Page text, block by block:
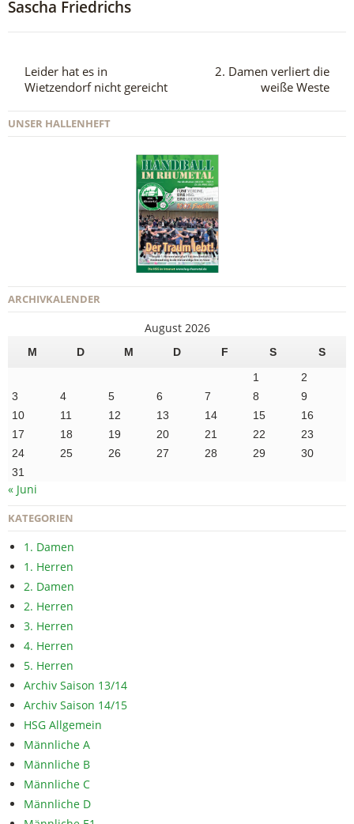
Sascha Friedrichs
Leider hat es in
Wietzendorf nicht gereicht
2. Damen verliert die
weiße Weste
UNSER HALLENHEFT
ARCHIVKALENDER
August 2026
M D M D F S
S
1
2
3
4 5 6 7 8
9
10
11 12 13 14 15
16
17
18 19 20 21 22
23
24
25 26 27 28 29
30
31
« Juni
KATEGORIEN
1. Damen
1. Herren
2. Damen
2. Herren
3. Herren
4. Herren
5. Herren
Archiv Saison 13/14
Archiv Saison 14/15
HSG Allgemein
Männliche A
Männliche B
Männliche C
Männliche D